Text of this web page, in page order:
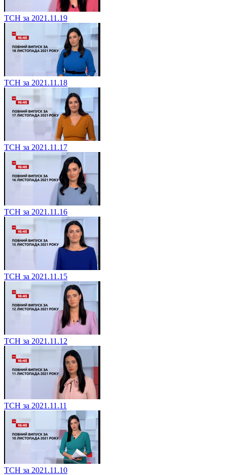
ТСН за 2021.11.19
ТСН за 2021.11.18
ТСН за 2021.11.17
ТСН за 2021.11.16
ТСН за 2021.11.15
ТСН за 2021.11.12
ТСН за 2021.11.11
ТСН за 2021.11.10